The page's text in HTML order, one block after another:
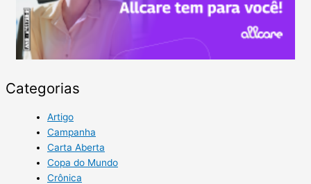
Categorias
Artigo
Campanha
Carta Aberta
Copa do Mundo
Crônica